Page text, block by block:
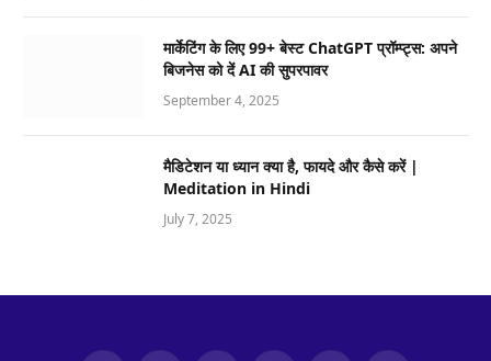
मार्केटिंग के लिए 99+ बेस्ट ChatGPT प्रॉम्प्ट्स: अपने
बिजनेस को दें AI की सुपरपावर
September 4, 2025
मैडिटेशन या ध्यान क्या है, फायदे और कैसे करें |
Meditation in Hindi
July 7, 2025